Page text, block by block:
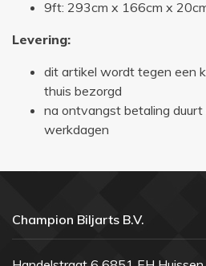
9ft: 293cm x 166cm x
Levering:
dit artikel wordt tegen een
thuis bezorgd
na ontvangst betaling
werkdagen
Champion Biljarts B.V.